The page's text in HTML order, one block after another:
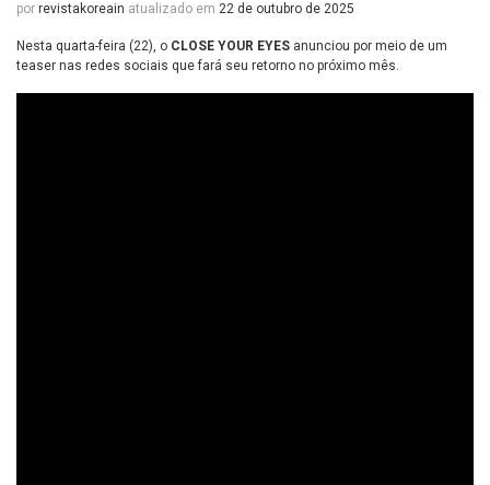
por revistakoreain atualizado em 22 de outubro de 2025
Nesta quarta-feira (22), o CLOSE YOUR EYES anunciou por meio de um
teaser nas redes sociais que fará seu retorno no próximo mês.